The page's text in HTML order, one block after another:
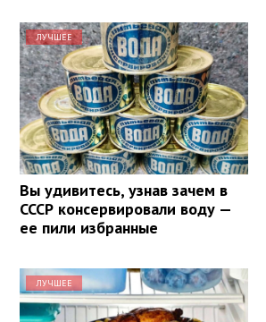
ЛУЧШЕЕ
Вы удивитесь, узнав зачем в
СССР консервировали воду —
ее пили избранные
ЛУЧШЕЕ